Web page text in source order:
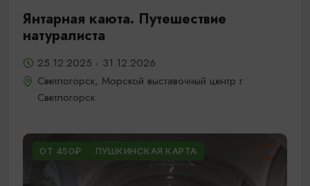
Янтарная каюта. Путешествие
натуралиста
25.12.2025 - 31.12.2026
Светлогорск, Морской выставочный центр г.
Светлогорск
ОТ 450₽ ПУШКИНСКАЯ КАРТА